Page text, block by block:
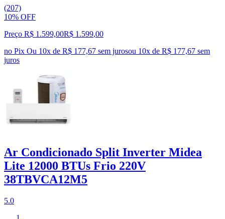
(207)
10% OFF
Preço R$ 1.599,00R$ 1.599,00
no Pix Ou 10x de R$ 177,67 sem jurosou 10x de R$ 177,67 sem
juros
Ar Condicionado Split Inverter Midea
Lite 12000 BTUs Frio 220V
38TBVCA12M5
5.0